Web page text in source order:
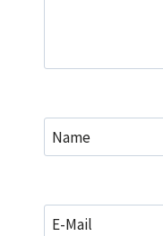
Name
E-Mail